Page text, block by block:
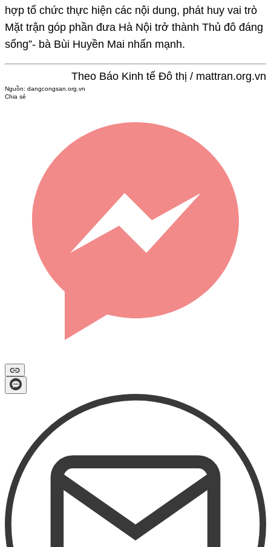
hợp tổ chức thực hiện các nội dung, phát huy vai trò
Mặt trận góp phần đưa Hà Nội trở thành Thủ đô đáng
sống”- bà Bùi Huyền Mai nhấn mạnh.
Theo Báo Kinh tế Đô thị / mattran.org.vn
Nguồn: dangcongsan.org.vn
Chia sẻ